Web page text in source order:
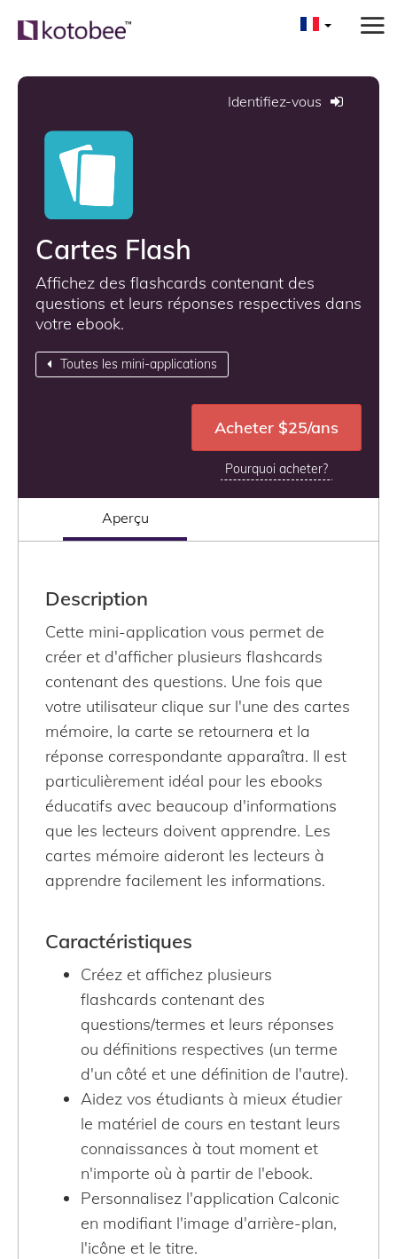
Identifiez-vous
Cartes Flash
Affichez des flashcards contenant des
questions et leurs réponses respectives dans
votre ebook.
Toutes les mini-applications
Acheter $25/ans
Pourquoi acheter?
Aperçu
Description
Cette mini-application vous permet de
créer et d'afficher plusieurs flashcards
contenant des questions. Une fois que
votre utilisateur clique sur l'une des cartes
mémoire, la carte se retournera et la
réponse correspondante apparaîtra. Il est
particulièrement idéal pour les ebooks
éducatifs avec beaucoup d'informations
que les lecteurs doivent apprendre. Les
cartes mémoire aideront les lecteurs à
apprendre facilement les informations.
Caractéristiques
Créez et affichez plusieurs
flashcards contenant des
questions/termes et leurs réponses
ou définitions respectives (un terme
d'un côté et une définition de l'autre).
Aidez vos étudiants à mieux étudier
le matériel de cours en testant leurs
connaissances à tout moment et
n'importe où à partir de l'ebook.
Personnalisez l'application Calconic
en modifiant l'image d'arrière-plan,
l'icône et le titre.